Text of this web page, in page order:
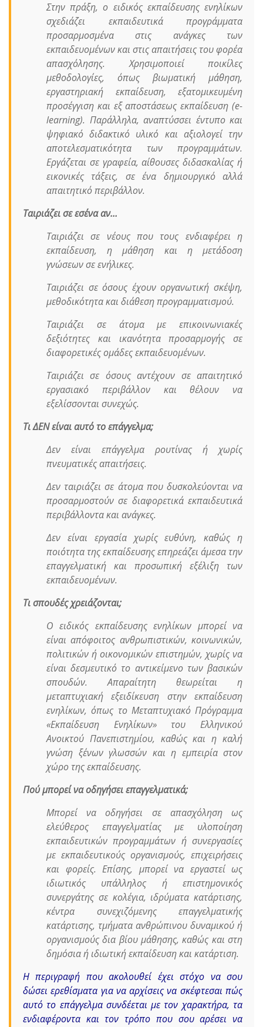
Στην πράξη, ο ειδικός εκπαίδευσης ενηλίκων
σχεδιάζει εκπαιδευτικά προγράμματα
προσαρμοσμένα στις ανάγκες των
εκπαιδευομένων και στις απαιτήσεις του φορέα
απασχόλησης. Χρησιμοποιεί ποικίλες
μεθοδολογίες, όπως βιωματική μάθηση,
εργαστηριακή εκπαίδευση, εξατομικευμένη
προσέγγιση και εξ αποστάσεως εκπαίδευση (e-
learning). Παράλληλα, αναπτύσσει έντυπο και
ψηφιακό διδακτικό υλικό και αξιολογεί την
αποτελεσματικότητα των προγραμμάτων.
Εργάζεται σε γραφεία, αίθουσες διδασκαλίας ή
εικονικές τάξεις, σε ένα δημιουργικό αλλά
απαιτητικό περιβάλλον.
Ταιριάζει σε εσένα αν…
Ταιριάζει σε νέους που τους ενδιαφέρει η
εκπαίδευση, η μάθηση και η μετάδοση
γνώσεων σε ενήλικες.
Ταιριάζει σε όσους έχουν οργανωτική σκέψη,
μεθοδικότητα και διάθεση προγραμματισμού.
Ταιριάζει σε άτομα με επικοινωνιακές
δεξιότητες και ικανότητα προσαρμογής σε
διαφορετικές ομάδες εκπαιδευομένων.
Ταιριάζει σε όσους αντέχουν σε απαιτητικό
εργασιακό περιβάλλον και θέλουν να
εξελίσσονται συνεχώς.
Τι ΔΕΝ είναι αυτό το επάγγελμα;
Δεν είναι επάγγελμα ρουτίνας ή χωρίς
πνευματικές απαιτήσεις.
Δεν ταιριάζει σε άτομα που δυσκολεύονται να
προσαρμοστούν σε διαφορετικά εκπαιδευτικά
περιβάλλοντα και ανάγκες.
Δεν είναι εργασία χωρίς ευθύνη, καθώς η
ποιότητα της εκπαίδευσης επηρεάζει άμεσα την
επαγγελματική και προσωπική εξέλιξη των
εκπαιδευομένων.
Τι σπουδές χρειάζονται;
Ο ειδικός εκπαίδευσης ενηλίκων μπορεί να
είναι απόφοιτος ανθρωπιστικών, κοινωνικών,
πολιτικών ή οικονομικών επιστημών, χωρίς να
είναι δεσμευτικό το αντικείμενο των βασικών
σπουδών. Απαραίτητη θεωρείται η
μεταπτυχιακή εξειδίκευση στην εκπαίδευση
ενηλίκων, όπως το Μεταπτυχιακό Πρόγραμμα
«Εκπαίδευση Ενηλίκων» του Ελληνικού
Ανοικτού Πανεπιστημίου, καθώς και η καλή
γνώση ξένων γλωσσών και η εμπειρία στον
χώρο της εκπαίδευσης.
Πού μπορεί να οδηγήσει επαγγελματικά;
Μπορεί να οδηγήσει σε απασχόληση ως
ελεύθερος επαγγελματίας με υλοποίηση
εκπαιδευτικών προγραμμάτων ή συνεργασίες
με εκπαιδευτικούς οργανισμούς, επιχειρήσεις
και φορείς. Επίσης, μπορεί να εργαστεί ως
ιδιωτικός υπάλληλος ή επιστημονικός
συνεργάτης σε κολέγια, ιδρύματα κατάρτισης,
κέντρα συνεχιζόμενης επαγγελματικής
κατάρτισης, τμήματα ανθρώπινου δυναμικού ή
οργανισμούς δια βίου μάθησης, καθώς και στη
δημόσια ή ιδιωτική εκπαίδευση και κατάρτιση.
Η περιγραφή που ακολουθεί έχει στόχο να σου
δώσει ερεθίσματα για να αρχίσεις να σκέφτεσαι πώς
αυτό το επάγγελμα συνδέεται με τον χαρακτήρα, τα
ενδιαφέροντα και τον τρόπο που σου αρέσει να